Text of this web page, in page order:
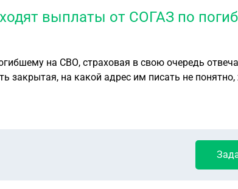
выплаты от СОГАЗ по
на СВО, страховая в свою очередь
закрытая, на какой адрес им писать не